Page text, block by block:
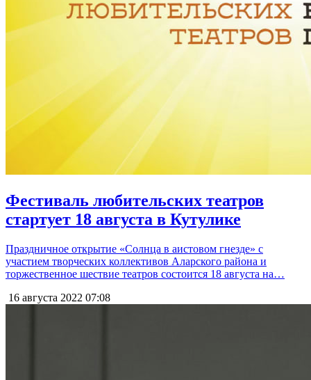
Фестиваль любительских театров
стартует 18 августа в Кутулике
Праздничное открытие «Солнца в аистовом гнезде» с
участием творческих коллективов Аларского района и
торжественное шествие театров состоится 18 августа на…
16 августа 2022 07:08